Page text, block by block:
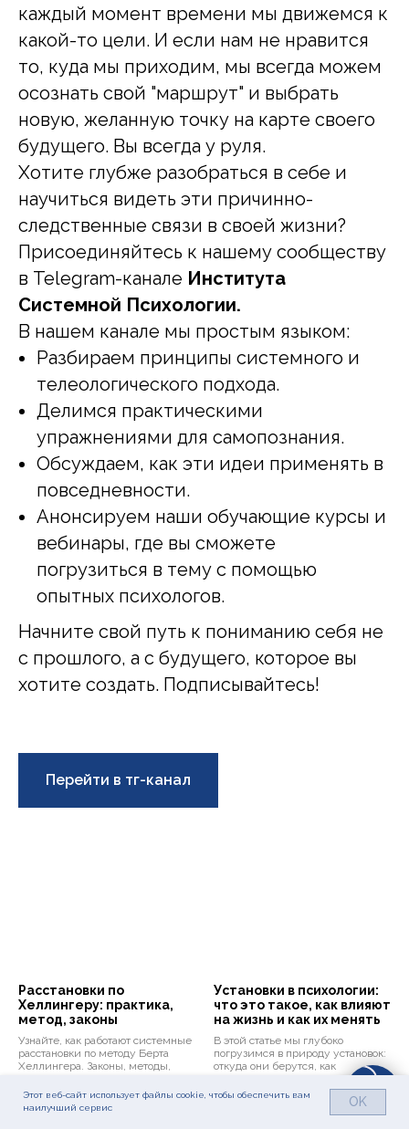
каждый момент времени мы движемся к
какой-то цели. И если нам не нравится
то, куда мы приходим, мы всегда можем
осознать свой "маршрут" и выбрать
новую, желанную точку на карте своего
будущего. Вы всегда у руля.
Хотите глубже разобраться в себе и
научиться видеть эти причинно-
следственные связи в своей жизни?
Присоединяйтесь к нашему сообществу
в Telegram-канале Института
Системной Психологии.
В нашем канале мы простым языком:
Разбираем принципы системного и
телеологического подхода.
Делимся практическими
упражнениями для самопознания.
Обсуждаем, как эти идеи применять в
повседневности.
Анонсируем наши обучающие курсы и
вебинары, где вы сможете
погрузиться в тему с помощью
опытных психологов.
Начните свой путь к пониманию себя не
с прошлого, а с будущего, которое вы
хотите создать. Подписывайтесь!
Перейти в тг-канал
Расстановки по
Хеллингеру: практика,
метод, законы
Узнайте, как работают системные
расстановки по методу Берта
Хеллингера. Законы, методы,
Откройте мир современной
психологии.
Установки в психологии:
что это такое, как влияют
на жизнь и как их менять
В этой статье мы глубоко
погрузимся в природу установок:
откуда они берутся, как
управляют вашей жизнью,
почему одни из них помогают, а
разберём, как распознать свои
Этот веб-сайт использует файлы cookie, чтобы обеспечить вам
наилучший сервис
OK